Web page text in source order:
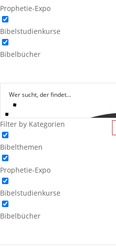
Prophetie-Expo
Bibelstudienkurse
Bibelbücher
Filter by Kategorien
Bibelthemen
Prophetie-Expo
Bibelstudienkurse
Bibelbücher